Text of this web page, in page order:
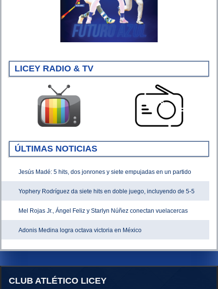
LICEY RADIO & TV
ÚLTIMAS NOTICIAS
Jesús Madé: 5 hits, dos jonrones y siete empujadas en un partido
Yophery Rodríguez da siete hits en doble juego, incluyendo de 5-5
Mel Rojas Jr., Ángel Feliz y Starlyn Núñez conectan vuelacercas
Adonis Medina logra octava victoria en México
CLUB ATLÉTICO LICEY